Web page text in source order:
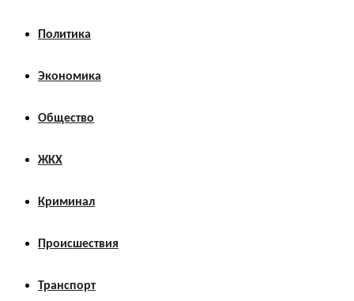
Политика
Экономика
Общество
ЖКХ
Криминал
Происшествия
Транспорт